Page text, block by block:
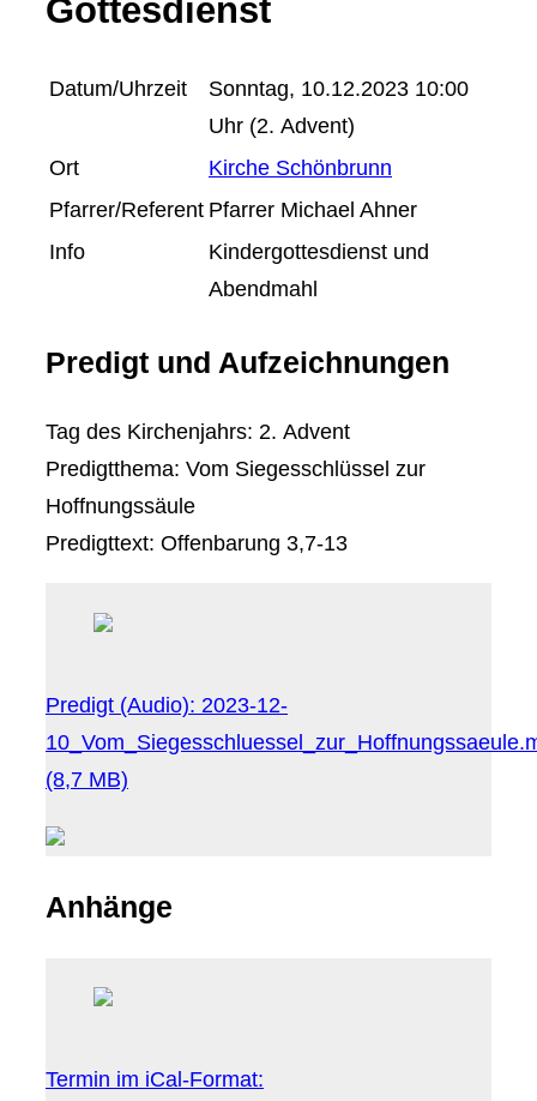
Gottesdienst
Datum/Uhrzeit
Sonntag, 10.12.2023 10:00
Uhr (2. Advent)
Ort
Kirche Schönbrunn
Pfarrer/Referent Pfarrer Michael Ahner
Info
Kindergottesdienst und
Abendmahl
Predigt und Aufzeichnungen
Tag des Kirchenjahrs: 2. Advent
Predigtthema: Vom Siegesschlüssel zur
Hoffnungssäule
Predigttext: Offenbarung 3,7-13
Predigt (Audio): 2023-12-
(8,7 MB)
Anhänge
Termin im iCal-Format: